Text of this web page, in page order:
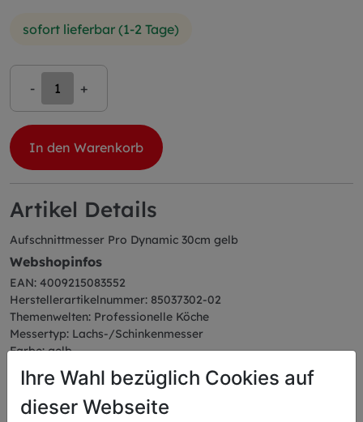
sofort lieferbar (1-2 Tage)
- +
In den Warenkorb
Artikel Details
Aufschnittmesser Pro Dynamic 30cm gelb
Webshopinfos
EAN: 4009215083552
Herstellerartikelnummer: 85037302-02
Themenwelten: Professionelle Köche
Messertyp: Lachs-/Schinkenmesser
Farbe: gelb
Serie: ProDynamic
Abmessungen
Länge: 43,50 cm
Ihre Wahl bezüglich Cookies auf
dieser Webseite